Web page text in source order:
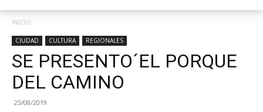
INICIO
CIUDAD CULTURA REGIONALES
SE PRESENTO´EL PORQUE
DEL CAMINO
25/08/2019